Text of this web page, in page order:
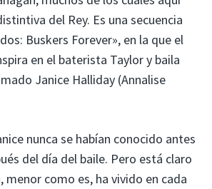
del Rey. Es una secuencia
Buskers Forever», en la que el
en el baterista Taylor y baila
Janice Halliday (Annalise
nunca se habían conocido antes
del día del baile. Pero está claro
menor como es, ha vivido en cada